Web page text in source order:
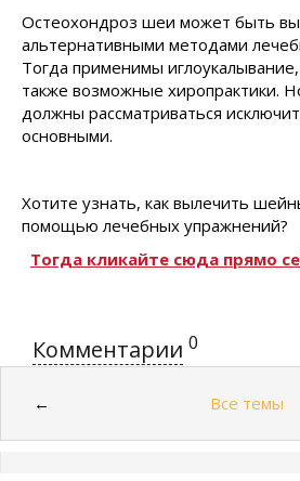
Остеохондроз шеи может быть
альтернативными методами
Тогда применимы
также возможные хиропрактики.
должны рассматриваться
основными.
Хотите узнать, как вылечить
помощью лечебных упражнений?
Тогда кликайте сюда прямо
Комментарии 0
← Все темы